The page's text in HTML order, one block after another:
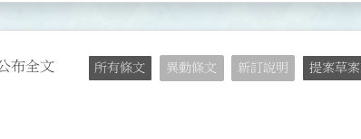
布全文
所有條文 異動條文 新訂說明 提案草案